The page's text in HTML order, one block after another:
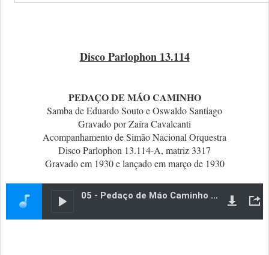
Disco Parlophon 13.114
PEDAÇO DE MÁO CAMINHO
Samba de Eduardo Souto e Oswaldo Santiago
Gravado por Zaíra Cavalcanti
Acompanhamento de Simão Nacional Orquestra
Disco Parlophon 13.114-A, matriz 3317
Gravado em 1930 e lançado em março de 1930